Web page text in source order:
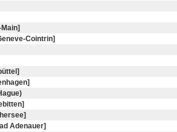
Cointrin]
Adenauer]